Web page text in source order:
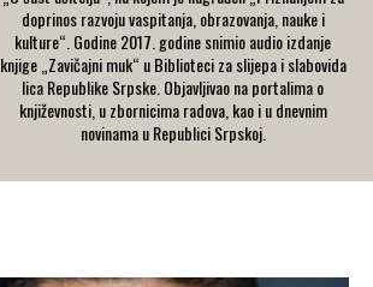
doprinos razvoju vaspitanja, obrazovanja, nauke i
kulture“. Godine 2017. godine snimio audio izdanje
knjige „Zavičajni muk“ u Biblioteci za slijepa i slabovida
lica Republike Srpske. Objavljivao na portalima o
književnosti, u zbornicima radova, kao i u dnevnim
novinama u Republici Srpskoj.